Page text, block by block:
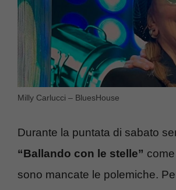
Milly Carlucci – BluesHouse
Durante la puntata di sabato
“Ballando con le stelle”
sono mancate le polemiche.